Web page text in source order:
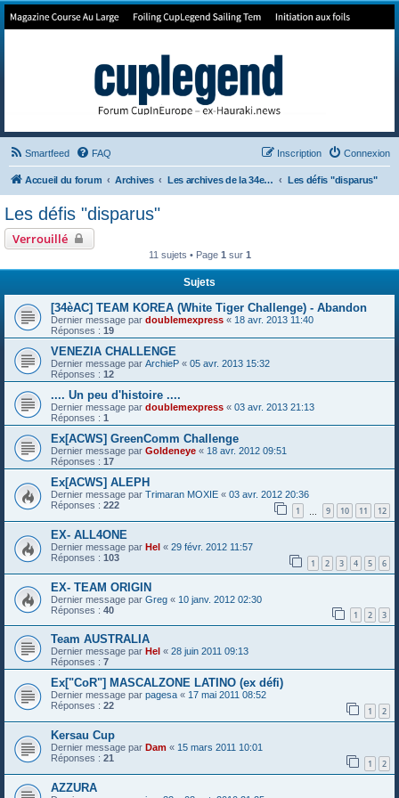
Forum de Cup In Europe
Smartfeed FAQ Connexion
Inscription
Accueil du forum Archives Les archives de la 34e America's Cup Les défis "disparus"
Les défis "disparus"
Verrouillé
11 sujets • Page 1sur 1
Sujets
[34èAC] TEAM KOREA (White Tiger Challenge) - Abandon
Dernier message par doublemexpress « 18 avr. 2013 11:40
Réponses : 19
VENEZIA CHALLENGE
Dernier message par ArchieP « 05 avr. 2013 15:32
Réponses : 12
.... Un peu d'histoire ....
Dernier message par doublemexpress « 03 avr. 2013 21:13
Réponses : 1
Ex[ACWS] GreenComm Challenge
Dernier message par Goldeneye « 18 avr. 2012 09:51
Réponses : 17
Ex[ACWS] ALEPH
Dernier message par Trimaran MOXIE « 03 avr. 2012 20:36
Réponses : 222 1 9 10 11 12
EX- ALL4ONE
Dernier message par Hel « 29 févr. 2012 11:57
Réponses : 103 1 2 3 4 5 6
EX- TEAM ORIGIN
Dernier message par Greg « 10 janv. 2012 02:30
Réponses : 40 1 2 3
Team AUSTRALIA
Dernier message par Hel « 28 juin 2011 09:13
Réponses : 7
Ex["CoR"] MASCALZONE LATINO (ex défi)
Dernier message par pagesa « 17 mai 2011 08:52
Réponses : 22 1 2
Kersau Cup
Dernier message par Dam « 15 mars 2011 10:01
Réponses : 21 1 2
AZZURA